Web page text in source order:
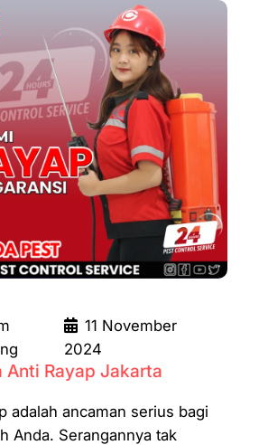
11 November
2024
Anti Rayap Jakarta
adalah ancaman serius bagi
Anda. Serangannya tak